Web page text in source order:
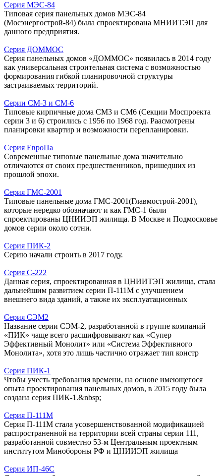
Серия МЭС-84
Типовая серия панельных домов МЭС-84
(Мосэнергострой-84) была спроектирована МНИИТЭП для
данного предприятия.
Серия ДОММОС
Серия панельных домов «ДОММОС» появилась в 2014 году
как универсальная строительная система с возможностью
формирования гибкой планировочной структуры
застраиваемых территорий.
Серии СМ-3 и СМ-6
Типовые кирпичные дома СМ3 и СМ6 (Секции Моспроекта
серии 3 и 6) строились с 1956 по 1968 год. Раасмотрены
планировки квартир и возможности перепланировки.
Серия ЕвроПа
Современные типовые панельные дома значительно
отличаются от своих предшественников, пришедших из
прошлой эпохи.
Серия ГМС-2001
Типовые панельные дома ГМС-2001(Главмострой-2001),
которые нередко обозначают и как ГМС-1 были
спроектированы ЦНИИЭП жилища. В Москве и Подмосковье
домов серии около сотни.
Серия ПИК-2
Серию начали строить в 2017 году.
Серия С-222
Данная серия, спроектированная в ЦНИИТЭП жилища, стала
дальнейшим развитием серии П-111М с улучшением
внешнего вида зданий, а также их эксплуатационных
Серия СЭМ2
Название серии СЭМ-2, разработанной в группе компаний
«ПИК» чаще всего расшифровывают как «Супер
Эффективный Монолит» или «Система Эффективного
Монолита», хотя это лишь частично отражает тип констр
Серия ПИК-1
Чтобы учесть требования времени, на основе имеющегося
опыта проектирования панельных домов, в 2015 году была
создана серия ПИК-1.&nbsp;
Серия П-111М
Серия П-111М стала усовершенствованной модификацией
распространенной на территории всей страны серии 111,
разработанной совместно 53-м Центральным проектным
институтом Минобороны РФ и ЦНИИЭП жилища
Серия ИП-46С